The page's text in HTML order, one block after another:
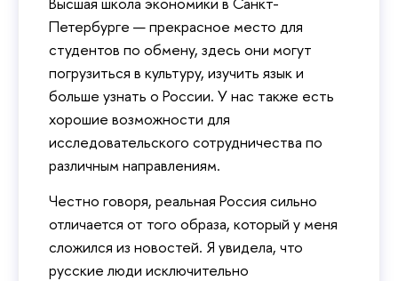
Петербурге — прекрасное место для
студентов по обмену, здесь они могут
погрузиться в культуру, изучить язык и
больше узнать о России. У нас также есть
хорошие возможности для
исследовательского сотрудничества по
различным направлениям.
Честно говоря, реальная Россия сильно
отличается от того образа, который у меня
сложился из новостей. Я увидела, что
русские люди исключительно